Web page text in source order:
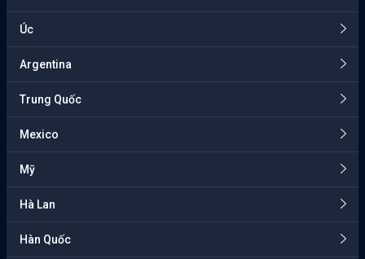
Úc
Argentina
Trung Quốc
Mexico
Mỹ
Hà Lan
Hàn Quốc